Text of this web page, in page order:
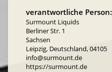
verantwortliche Person:
Surmount Liquids
Berliner Str. 1
Sachsen
Leipzig, Deutschland, 04105
info@surmount.de
https://surmount.de